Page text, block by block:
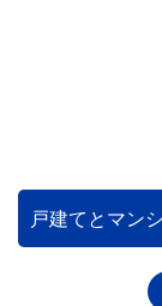
戸建てとマン